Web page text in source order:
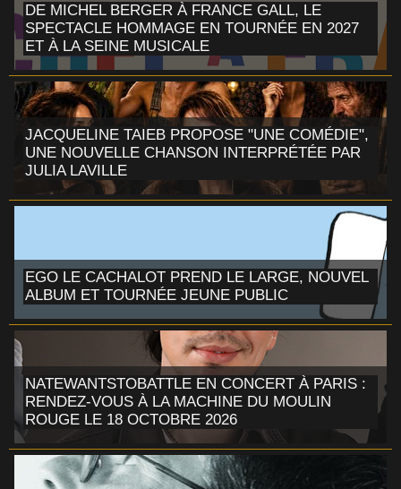
DE MICHEL BERGER À FRANCE GALL, LE
SPECTACLE HOMMAGE EN TOURNÉE EN 2027
ET À LA SEINE MUSICALE
JACQUELINE TAIEB PROPOSE "UNE COMÉDIE",
UNE NOUVELLE CHANSON INTERPRÉTÉE PAR
JULIA LAVILLE
EGO LE CACHALOT PREND LE LARGE, NOUVEL
ALBUM ET TOURNÉE JEUNE PUBLIC
NATEWANTSTOBATTLE EN CONCERT À PARIS :
RENDEZ-VOUS À LA MACHINE DU MOULIN
ROUGE LE 18 OCTOBRE 2026